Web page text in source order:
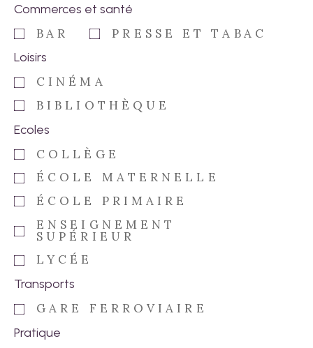
Commerces et santé
BAR
PRESSE ET TABAC
Loisirs
CINÉMA
BIBLIOTHÈQUE
Ecoles
COLLÈGE
ÉCOLE MATERNELLE
ÉCOLE PRIMAIRE
ENSEIGNEMENT
SUPÉRIEUR
LYCÉE
Transports
GARE FERROVIAIRE
Pratique